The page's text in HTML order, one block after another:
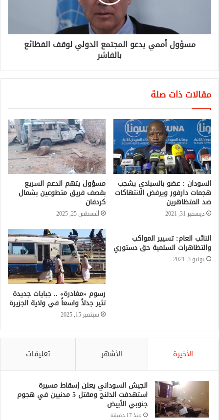
مسؤول أممي يدعو المجتمع الدولي لوقف الفظائع
بالفاشر
مقالات ذات صلة
السودان : عضو بالسيادي يشجب
هجمات دارفور ويرفض الانتهاكات
ضد المتظاهرين
ديسمبر 31, 2021
مسؤول يتهم الدعم السريع
بقصف فريق متطوعين بشمال
كردفان
أغسطس 25, 2025
النائب العام: تسيير المواكب
والتظاهرات السلمية حق دستوري
يونيو 3, 2021
رسوم «مغادرة» .. جبايات جديدة
تثير جدلاً واسعاً في ولاية الجزيرة
سبتمبر 15, 2025
الأخيرة الأشهر تعليقات
الجيش السوداني يعلن إسقاط مسيرة
استهدفت الدلنج ومقتل 5 مدنيين في هجوم
جنوبي الأبيض
منذ 17 دقيقة